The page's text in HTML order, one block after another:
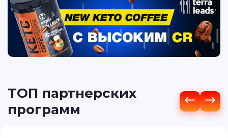
ТОП партнерских
программ